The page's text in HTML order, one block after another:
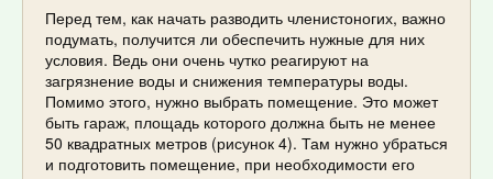
Перед тем, как начать разводить членистоногих, важно
подумать, получится ли обеспечить нужные для них
условия. Ведь они очень чутко реагируют на
загрязнение воды и снижения температуры воды.
Помимо этого, нужно выбрать помещение. Это может
быть гараж, площадь которого должна быть не менее
50 квадратных метров (рисунок 4). Там нужно убраться
и подготовить помещение, при необходимости его